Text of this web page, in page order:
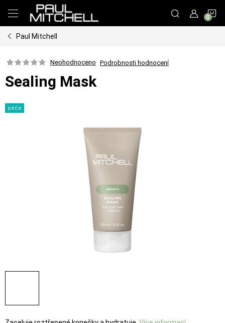
obsah
Paul Mitchell
Neohodnoceno Podrobnosti hodnocení
Sealing Mask
péče